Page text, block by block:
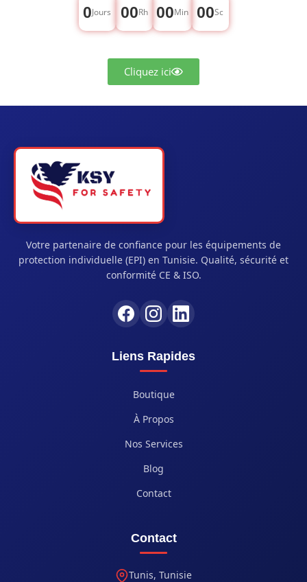
0Jours 00Rh 00Min 00Sc
Cliquez ici
Votre partenaire de confiance pour les équipements de
protection individuelle (EPI) en Tunisie. Qualité, sécurité et
conformité CE & ISO.
Liens Rapides
Boutique
À Propos
Nos Services
Blog
Contact
Contact
Tunis, Tunisie